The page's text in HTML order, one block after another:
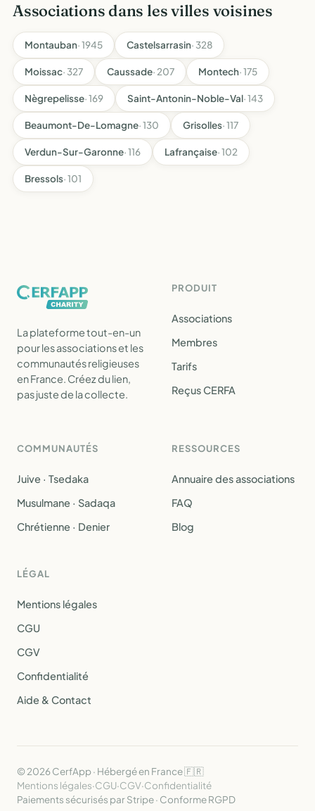
Associations dans les villes voisines
Montauban· 1945 Castelsarrasin· 328
Moissac· 327 Caussade· 207 Montech· 175
Nègrepelisse· 169 Saint-Antonin-Noble-Val· 143
Beaumont-De-Lomagne· 130 Grisolles· 117
Verdun-Sur-Garonne· 116 Lafrançaise· 102
Bressols· 101
La plateforme tout-en-un
pour les associations et les
communautés religieuses
en France. Créez du lien,
pas juste de la collecte.
PRODUIT
Associations
Membres
Tarifs
Reçus CERFA
COMMUNAUTÉS
Juive · Tsedaka
Musulmane · Sadaqa
Chrétienne · Denier
RESSOURCES
Annuaire des associations
FAQ
Blog
LÉGAL
Mentions légales
CGU
CGV
Confidentialité
Aide & Contact
© 2026 CerfApp · Hébergé en France 🇫🇷
Mentions légales·CGU·CGV·Confidentialité
Paiements sécurisés par Stripe · Conforme RGPD